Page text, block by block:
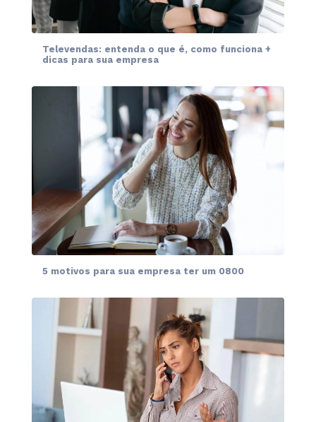
Televendas: entenda o que é, como funciona +
dicas para sua empresa
5 motivos para sua empresa ter um 0800